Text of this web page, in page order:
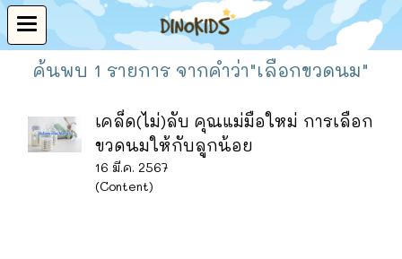
ค้นพบ 1 รายการ จากคำว่า"เลือกขวดนม"
เคล็ด(ไม่)ลับ คุณแม่มือใหม่ การเลือก
ขวดนมให้กับลูกน้อย
16 มี.ค. 2567
(Content)